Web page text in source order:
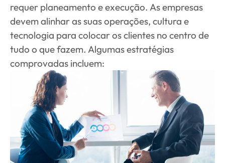
requer planeamento e execução. As empresas
devem alinhar as suas operações, cultura e
tecnologia para colocar os clientes no centro de
tudo o que fazem. Algumas estratégias
comprovadas incluem: